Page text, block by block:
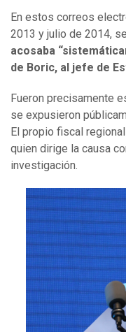
En estos correos
2013 y julio de 2014,
acosaba
de Boric, al jefe de
Fueron precisamente
se expusieron
El propio fiscal
quien dirige la causa
investigación.